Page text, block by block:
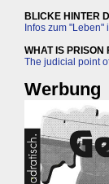
BLICKE HINTER
Infos zum "Leben"
WHAT IS PRISON
The judicial point
Werbung